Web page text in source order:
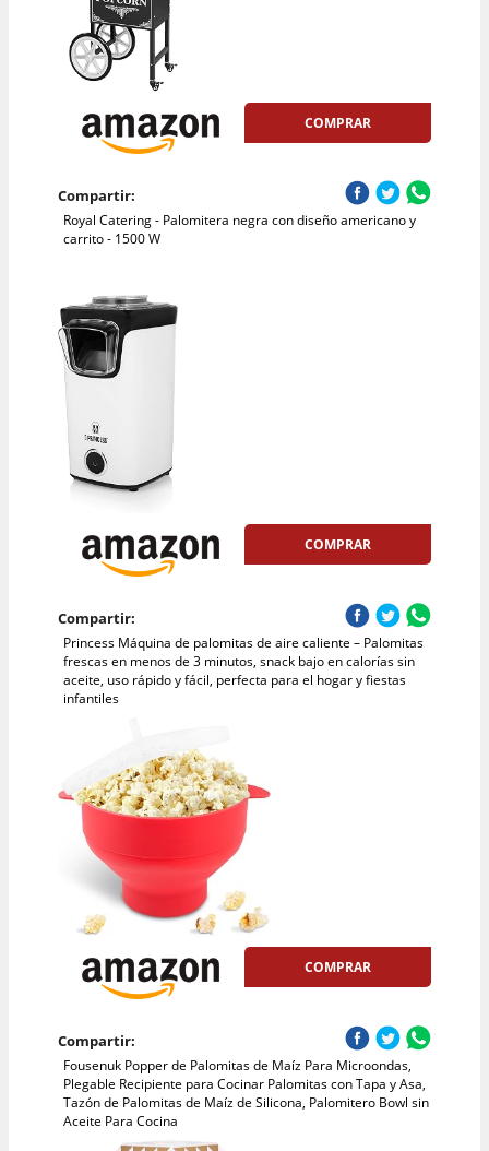
COMPRAR
Compartir:
Royal Catering - Palomitera negra con diseño americano y
carrito - 1500 W
COMPRAR
Compartir:
Princess Máquina de palomitas de aire caliente – Palomitas
frescas en menos de 3 minutos, snack bajo en calorías sin
aceite, uso rápido y fácil, perfecta para el hogar y fiestas
infantiles
COMPRAR
Compartir:
Fousenuk Popper de Palomitas de Maíz Para Microondas,
Plegable Recipiente para Cocinar Palomitas con Tapa y Asa,
Tazón de Palomitas de Maíz de Silicona, Palomitero Bowl sin
Aceite Para Cocina